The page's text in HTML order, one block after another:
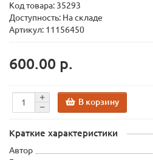
Код товара: 35293
Доступность: На складе
Артикул: 11156450
600.00 р.
В корзину
Краткие характеристики
Автор